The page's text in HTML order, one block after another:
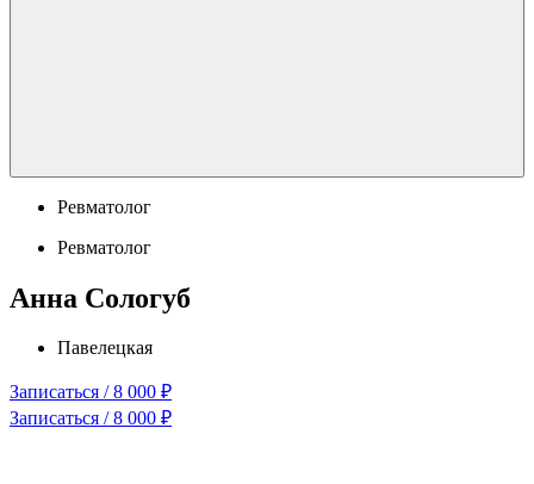
Ревматолог
Ревматолог
Анна Сологуб
Павелецкая
Записаться / 8 000 ₽
Записаться / 8 000 ₽